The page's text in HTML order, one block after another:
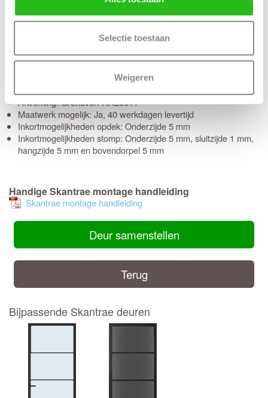
Selectie toestaan
Weigeren
(Bewerkingen zoals een infresing + deurbeslagpakket of
tochtvaldorpel verlengt de levertijd met 3 werkdagen)
Afwerking: Grondverf RAL9011
Maatwerk mogelijk: Ja, 40 werkdagen levertijd
Inkortmogelijkheden opdek: Onderzijde 5 mm
Inkortmogelijkheden stomp: Onderzijde 5 mm, sluitzijde 1 mm,
hangzijde 5 mm en bovendorpel 5 mm
Handige Skantrae montage handleiding
Skantrae montage handleiding
Deur samenstellen
Terug
Bijpassende Skantrae deuren